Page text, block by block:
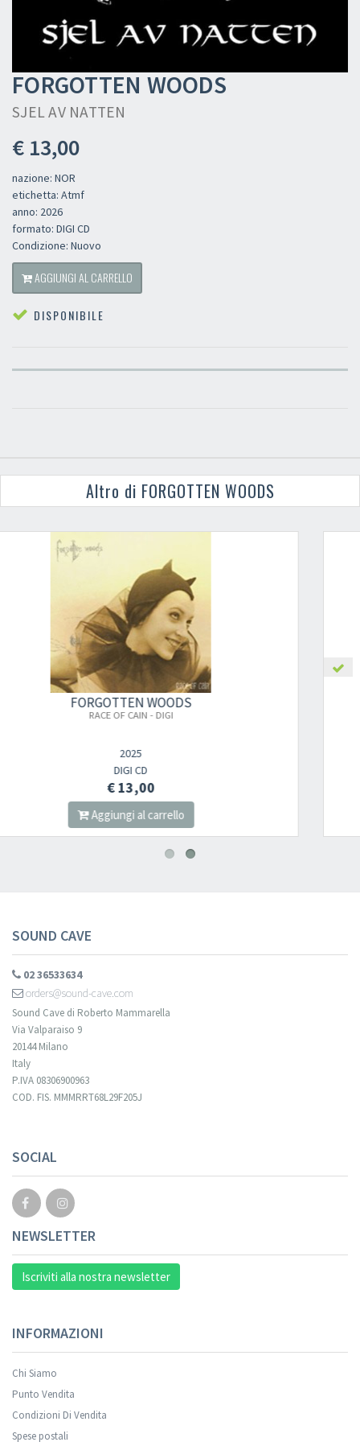
FORGOTTEN WOODS
SJEL AV NATTEN
€ 13,00
nazione: NOR
etichetta: Atmf
anno: 2026
formato: DIGI CD
Condizione: Nuovo
AGGIUNGI AL CARRELLO
DISPONIBILE
Altro di FORGOTTEN WOODS
SOUND CAVE
02 36533634
orders@sound-cave.com
Sound Cave di Roberto Mammarella
Via Valparaiso 9
20144 Milano
Italy
P.IVA 08306900963
COD. FIS. MMMRRT68L29F205J
SOCIAL
NEWSLETTER
Iscriviti alla nostra newsletter
INFORMAZIONI
Chi Siamo
Punto Vendita
Condizioni Di Vendita
Spese postali